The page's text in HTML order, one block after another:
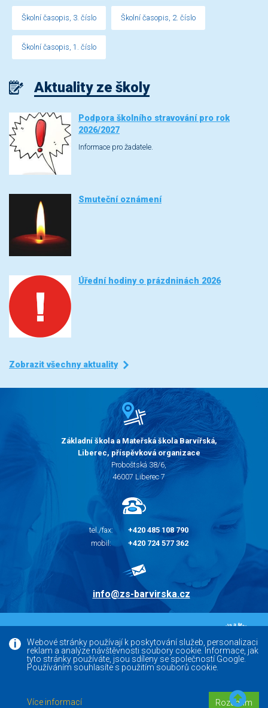
Webové stránky používají k poskytování služeb, personalizaci
reklam a analýze návštěvnosti soubory cookie. Informace, jak
tyto stránky používáte, jsou sdíleny se společností Google.
Používáním souhlasíte s použitím souborů cookie.
Více informací Rozumím
Školní časopis, 3. číslo Školní časopis, 2. číslo
Školní časopis, 1. číslo
Aktuality ze školy
Podpora školního stravování pro rok
2026/2027
Informace pro žadatele.
Smuteční oznámení
Úřední hodiny o prázdninách 2026
Zobrazit všechny aktuality
Základní škola a Mateřská škola Barvířská,
Liberec, příspěvková organizace
Proboštská 38/6,
46007 Liberec 7
tel./fax:
+420 485 108 790
mobil:
+420 724 577 362
info@zs-barvirska.cz
Facebook
Versoft.cz - tvorba www webových stránek, internetových